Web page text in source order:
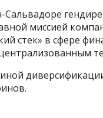
миссией
стек» в сфере